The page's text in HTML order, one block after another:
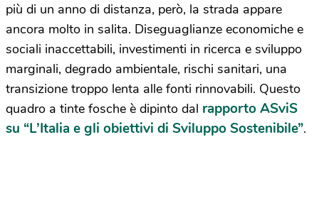
più di un anno di distanza, però, la strada appare
ancora molto in salita. Diseguaglianze economiche e
sociali inaccettabili, investimenti in ricerca e sviluppo
marginali, degrado ambientale, rischi sanitari, una
transizione troppo lenta alle fonti rinnovabili. Questo
quadro a tinte fosche è dipinto dal rapporto ASviS
su “L’Italia e gli obiettivi di Sviluppo Sostenibile”.